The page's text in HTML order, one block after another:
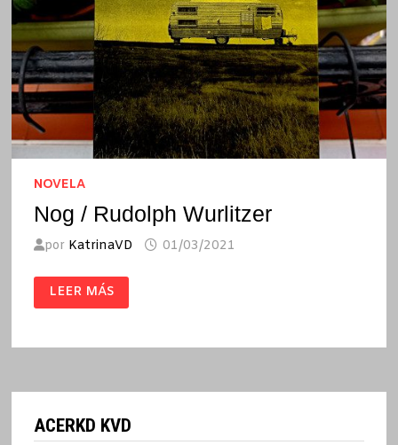
NOVELA
Nog / Rudolph Wurlitzer
por KatrinaVD 01/03/2021
NOG
/
RUDOLPH
LEER MÁS
ACERKD KVD